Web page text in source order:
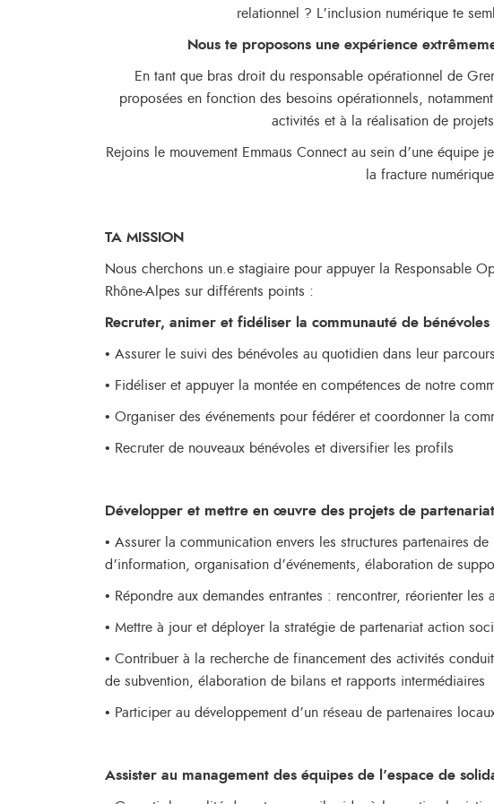
relationnel ? L’inclusion numérique te
Nous te proposons une expérience
En tant que bras droit du responsable opérationnel de
proposées en fonction des besoins opérationnels,
activités et à la réalisation de projets
Rejoins le mouvement Emmaüs Connect au sein d’une équipe
la fracture numérique.
TA MISSION
Nous cherchons un.e stagiaire pour appuyer la Responsable
Rhône-Alpes sur différents points :
Recruter, animer et fidéliser la communauté de
• Assurer le suivi des bénévoles au quotidien dans leur
• Fidéliser et appuyer la montée en compétences de notre
• Organiser des événements pour fédérer et coordonner la
• Recruter de nouveaux bénévoles et diversifier les profils
Développer et mettre en œuvre des projets de
• Assurer la communication envers les structures partenaires
d’information, organisation d’événements, élaboration de
• Répondre aux demandes entrantes : rencontrer, réorienter les
• Mettre à jour et déployer la stratégie de partenariat action
• Contribuer à la recherche de financement des activités
de subvention, élaboration de bilans et rapports intermédiaires
• Participer au développement d’un réseau de partenaires
Assister au management des équipes de l’espace de